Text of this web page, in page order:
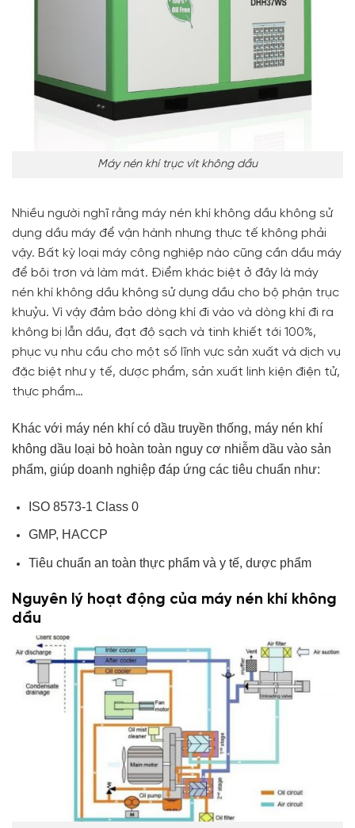
Máy nén khí trục vít không dầu
Nhiều người nghĩ rằng máy nén khí không dầu không sử
dụng dầu máy để vận hành nhưng thực tế không phải
vậy. Bất kỳ loại máy công nghiệp nào cũng cần dầu máy
để bôi trơn và làm mát. Điểm khác biệt ở đây là máy
nén khí không dầu không sử dụng dầu cho bộ phận trục
khuỷu. Vì vậy đảm bảo dòng khí đi vào và dòng khí đi ra
không bị lẫn dầu, đạt độ sạch và tinh khiết tới 100%,
phục vụ nhu cầu cho một số lĩnh vực sản xuất và dịch vụ
đặc biệt như y tế, dược phẩm, sản xuất linh kiện điện tử,
thực phẩm…
Khác với máy nén khí có dầu truyền thống, máy nén khí
không dầu loại bỏ hoàn toàn nguy cơ nhiễm dầu vào sản
phẩm, giúp doanh nghiệp đáp ứng các tiêu chuẩn như:
ISO 8573-1 Class 0
GMP, HACCP
Tiêu chuẩn an toàn thực phẩm và y tế, dược phẩm
Nguyên lý hoạt động của máy nén khí không
dầu